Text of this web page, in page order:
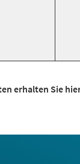
erhalten Sie